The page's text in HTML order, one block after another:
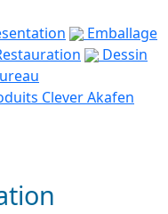
Emballage
Dessin
Clever Akafen